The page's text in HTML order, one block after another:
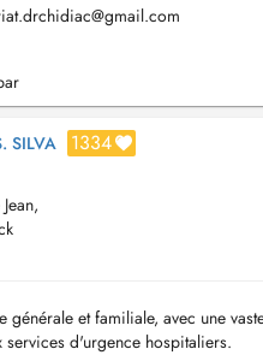
SILVA 1334
générale et familiale, avec une
services d'urgence hospitaliers.